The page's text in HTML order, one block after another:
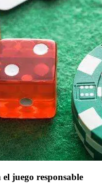
juego responsable